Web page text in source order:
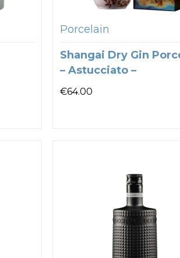
Porcelain
Shangai Dry Gin
– Astucciato –
€64.00